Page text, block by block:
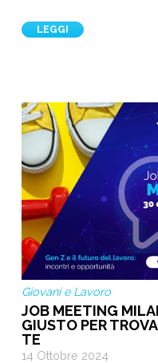
LEGGI
Giovani e Lavoro
JOB MEETING
GIUSTO PER
TE
14 Ottobre 2024